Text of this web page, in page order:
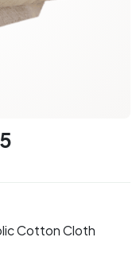
Cotton Cloth